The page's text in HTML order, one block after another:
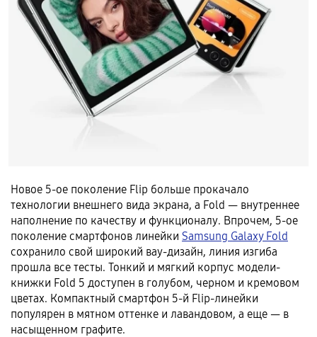
Новое 5-ое поколение Flip больше прокачало
технологии внешнего вида экрана, а Fold — внутреннее
наполнение по качеству и функционалу. Впрочем, 5-ое
поколение смартфонов линейки Samsung Galaxy Fold
сохранило свой широкий вау-дизайн, линия изгиба
прошла все тесты. Тонкий и мягкий корпус модели-
книжки Fold 5 доступен в голубом, черном и кремовом
цветах. Компактный смартфон 5-й Flip-линейки
популярен в мятном оттенке и лавандовом, а еще — в
насыщенном графите.